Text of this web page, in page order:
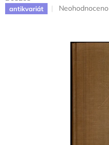
antikvariát
Průměrné
Neohodnoceno